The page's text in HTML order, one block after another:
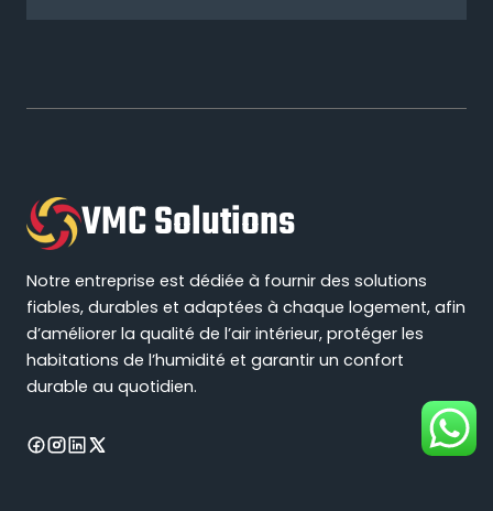
VMC Solutions
Notre entreprise est dédiée à fournir des solutions
fiables, durables et adaptées à chaque logement, afin
d’améliorer la qualité de l’air intérieur, protéger les
habitations de l’humidité et garantir un confort
durable au quotidien.